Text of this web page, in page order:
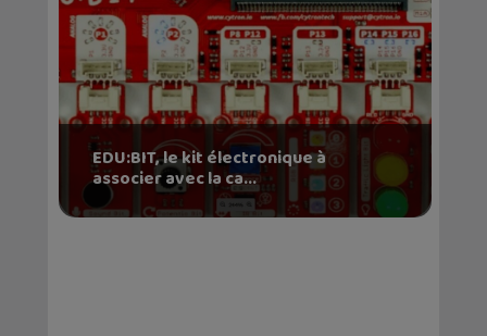
EDU:BIT, le kit électronique à
associer avec la ca...